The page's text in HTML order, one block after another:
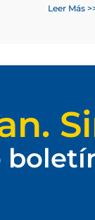
Leer Más